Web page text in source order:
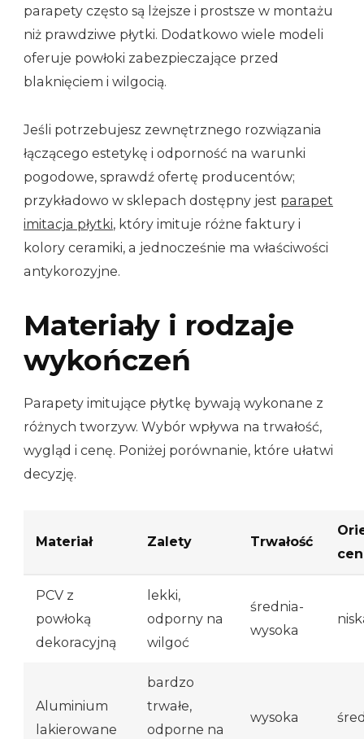
parapety często są lżejsze i prostsze w montażu
niż prawdziwe płytki. Dodatkowo wiele modeli
oferuje powłoki zabezpieczające przed
blaknięciem i wilgocią.
Jeśli potrzebujesz zewnętrznego rozwiązania
łączącego estetykę i odporność na warunki
pogodowe, sprawdź ofertę producentów;
przykładowo w sklepach dostępny jest parapet
imitacja płytki, który imituje różne faktury i
kolory ceramiki, a jednocześnie ma właściwości
antykorozyjne.
Materiały i rodzaje
wykończeń
Parapety imitujące płytkę bywają wykonane z
różnych tworzyw. Wybór wpływa na trwałość,
wygląd i cenę. Poniżej porównanie, które ułatwi
decyzję.
Materiał Zalety Trwałość
PCV z
powłoką
dekoracyjną
lekki,
odporny na
wilgoć
średnia-
wysoka
Aluminium
lakierowane
bardzo
trwałe,
odporne na
wysoka